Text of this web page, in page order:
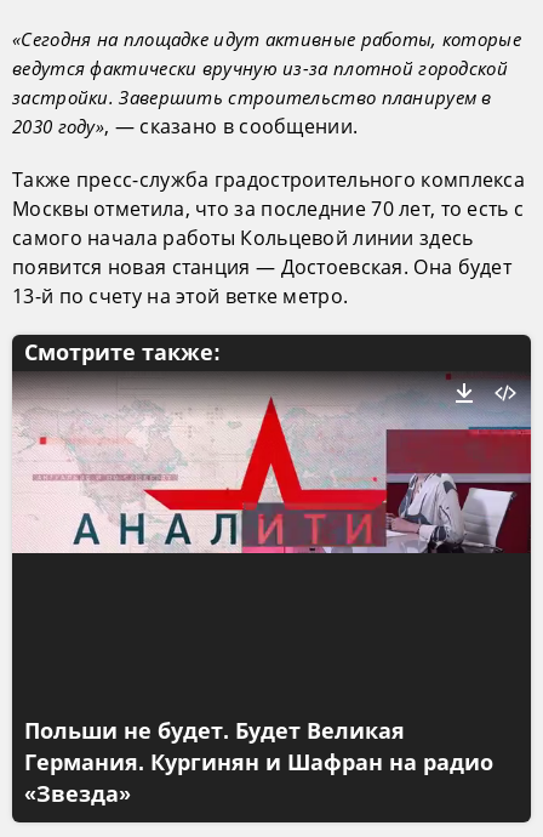
«Сегодня на площадке идут активные работы, которые
ведутся фактически вручную из-за плотной городской
застройки. Завершить строительство планируем в
2030 году», — сказано в сообщении.
Также пресс-служба градостроительного комплекса
Москвы отметила, что за последние 70 лет, то есть с
самого начала работы Кольцевой линии здесь
появится новая станция — Достоевская. Она будет
13-й по счету на этой ветке метро.
Смотрите также:
Польши не будет. Будет Великая
Германия. Кургинян и Шафран на радио
«Звезда»